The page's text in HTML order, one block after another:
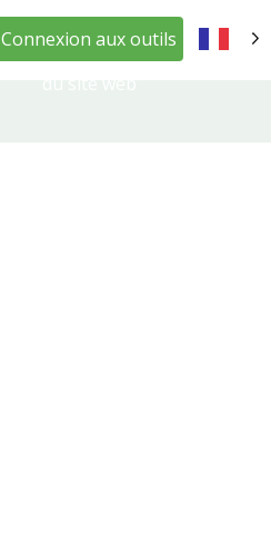
Connexion aux outils